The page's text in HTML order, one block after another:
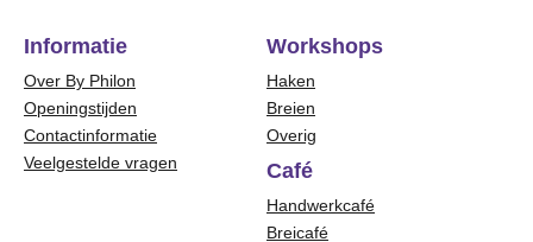
Informatie
Over By Philon
Openingstijden
Contactinformatie
Veelgestelde vragen
Workshops
Haken
Breien
Overig
Café
Handwerkcafé
Breicafé